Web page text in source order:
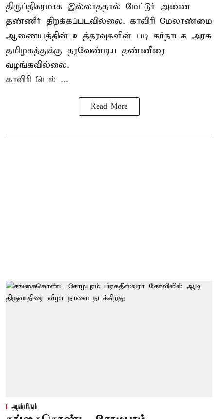
திருப்திகரமாக இல்லாததால் மேட்டூர் அணை
தண்ணீர் திறக்கப்படவில்லை. காவிரி மேலாண்மை
ஆணையத்தின் உத்தரவுகளின் படி கர்நாடக அரசு
தமிழகத்துக்கு தரவேண்டிய தண்ணீரை
வழங்கவில்லை.
காவிரி டெல் ...
Read More
ஆன்மிகம்